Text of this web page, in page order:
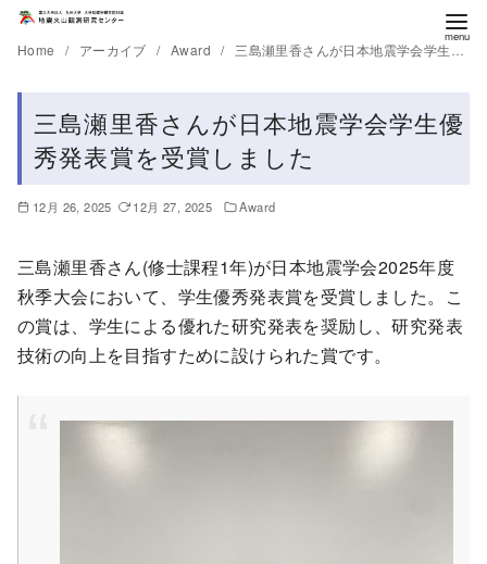
Home アーカイブ Award 三島瀬里香さんが日本地震学会学生優秀発表賞を受賞しました
三島瀬里香さんが日本地震学会学生優
秀発表賞を受賞しました
12月 26, 2025 12月 27, 2025 Award
三島瀬里香さん(修士課程1年)が日本地震学会2025年度
秋季大会において、学生優秀発表賞を受賞しました。こ
の賞は、学生による優れた研究発表を奨励し、研究発表
技術の向上を目指すために設けられた賞です。